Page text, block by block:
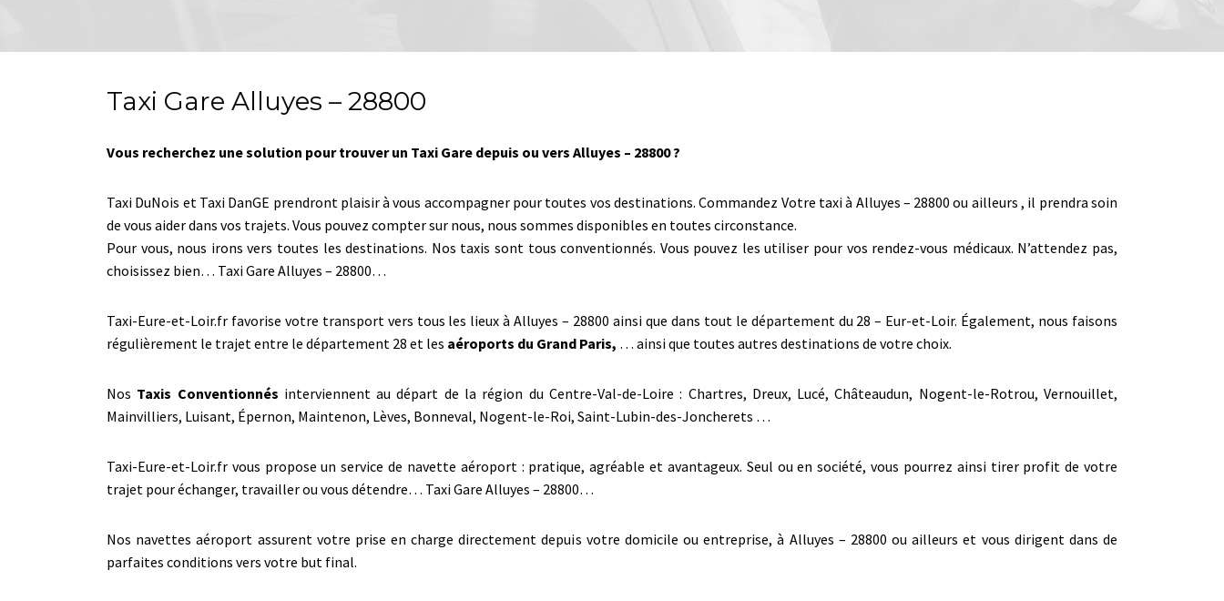
Taxi Gare Alluyes – 28800
Vous recherchez une solution pour trouver un Taxi Gare depuis ou vers Alluyes – 28800 ?
Taxi DuNois et Taxi DanGE prendront plaisir à vous accompagner pour toutes vos destinations. Commandez Votre taxi à Alluyes – 28800 ou ailleurs , il prendra soin
de vous aider dans vos trajets. Vous pouvez compter sur nous, nous sommes disponibles en toutes circonstance.
Pour vous, nous irons vers toutes les destinations. Nos taxis sont tous conventionnés. Vous pouvez les utiliser pour vos rendez-vous médicaux. N’attendez pas,
choisissez bien… Taxi Gare Alluyes – 28800…
Taxi-Eure-et-Loir.fr favorise votre transport vers tous les lieux à Alluyes – 28800 ainsi que dans tout le département du 28 – Eur-et-Loir. Également, nous faisons
régulièrement le trajet entre le département 28 et les aéroports du Grand Paris, … ainsi que toutes autres destinations de votre choix.
Nos Taxis Conventionnés interviennent au départ de la région du Centre-Val-de-Loire : Chartres, Dreux, Lucé, Châteaudun, Nogent-le-Rotrou, Vernouillet,
Mainvilliers, Luisant, Épernon, Maintenon, Lèves, Bonneval, Nogent-le-Roi, Saint-Lubin-des-Joncherets …
Taxi-Eure-et-Loir.fr vous propose un service de navette aéroport : pratique, agréable et avantageux. Seul ou en société, vous pourrez ainsi tirer profit de votre
trajet pour échanger, travailler ou vous détendre… Taxi Gare Alluyes – 28800…
Nos navettes aéroport assurent votre prise en charge directement depuis votre domicile ou entreprise, à Alluyes – 28800 ou ailleurs et vous dirigent dans de
parfaites conditions vers votre but final.